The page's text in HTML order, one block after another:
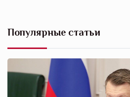
Популярные статьи